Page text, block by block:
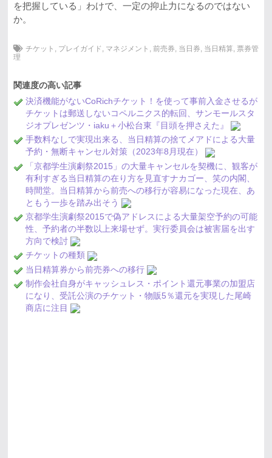
を把握している」わけで、一定の抑止力になるのではない
か。
チケット プレイガイド マネジメント 前売券 当日券 当日精算 票券管
理
関連度の高い記事
決済機能がないCoRichチケット！を使って事前入金させるが
チケットは郵送しないコペルニクス的転回、サンモールスタ
ジオプレゼンツ・iaku＋小松台東『目頭を押さえた』
手数料なしで実現出来る、当日精算の捨てメアドによる大量
予約・無断キャンセル対策（2023年8月現在）
「京都学生演劇祭2015」の大量キャンセルを契機に、観客が
有利すぎる当日精算の在り方を見直すナカゴー、笑の内閣、
時間堂。当日精算から前売への移行が容易になった現在、あ
ともう一歩を踏み出そう
京都学生演劇祭2015で偽アドレスによる大量架空予約の可能
性、予約者の半数以上来場せず。実行委員会は被害届を出す
方向で検討
チケットの種類
当日精算券から前売券への移行
制作会社自身がキャッシュレス・ポイント還元事業の加盟店
になり、受託公演のチケット・物販5％還元を実現した尾崎
商店に注目